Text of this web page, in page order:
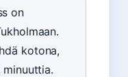
on
kotona,